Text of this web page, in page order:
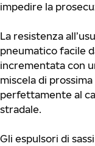
impedire la
La resistenza
pneumatico facile
incrementata con
miscela di
perfettamente al
stradale.
Gli espulsori di